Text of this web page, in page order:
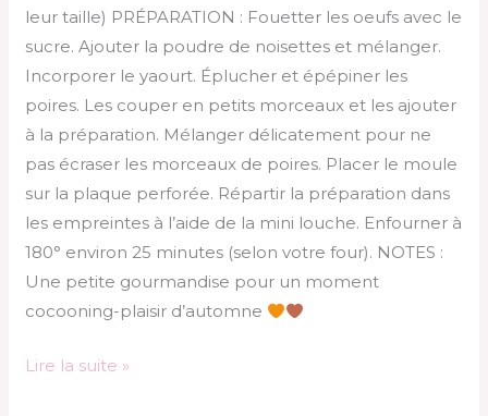
leur taille) PRÉPARATION : Fouetter les oeufs avec le
sucre. Ajouter la poudre de noisettes et mélanger.
Incorporer le yaourt. Éplucher et épépiner les
poires. Les couper en petits morceaux et les ajouter
à la préparation. Mélanger délicatement pour ne
pas écraser les morceaux de poires. Placer le moule
sur la plaque perforée. Répartir la préparation dans
les empreintes à l’aide de la mini louche. Enfourner à
180° environ 25 minutes (selon votre four). NOTES :
Une petite gourmandise pour un moment
cocooning-plaisir d’automne
Lire la suite »